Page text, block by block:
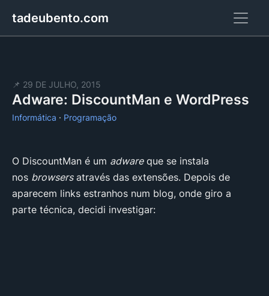
tadeubento.com
📌 29 DE JULHO, 2015
Adware: DiscountMan e WordPress
Informática · Programação
O DiscountMan é um adwareque se instala
nos browsersatravés das extensões. Depois de
aparecem links estranhos num blog, onde giro a
parte técnica, decidi investigar: